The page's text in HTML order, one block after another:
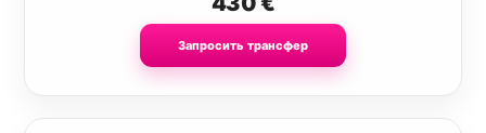
Запросить трансфер